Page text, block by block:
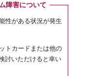
障害について
性がある状況が発生
トカードまたは他の
討いただけると幸い